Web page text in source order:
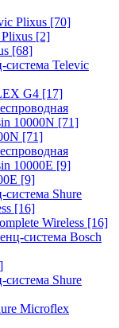
Plixus [70]
[2]
[68]
система Televic
G4 [17]
10000N [71]
[71]
10000E [9]
[9]
система Shure
[16]
Wireless [16]
система Bosch
система Shure
Microflex